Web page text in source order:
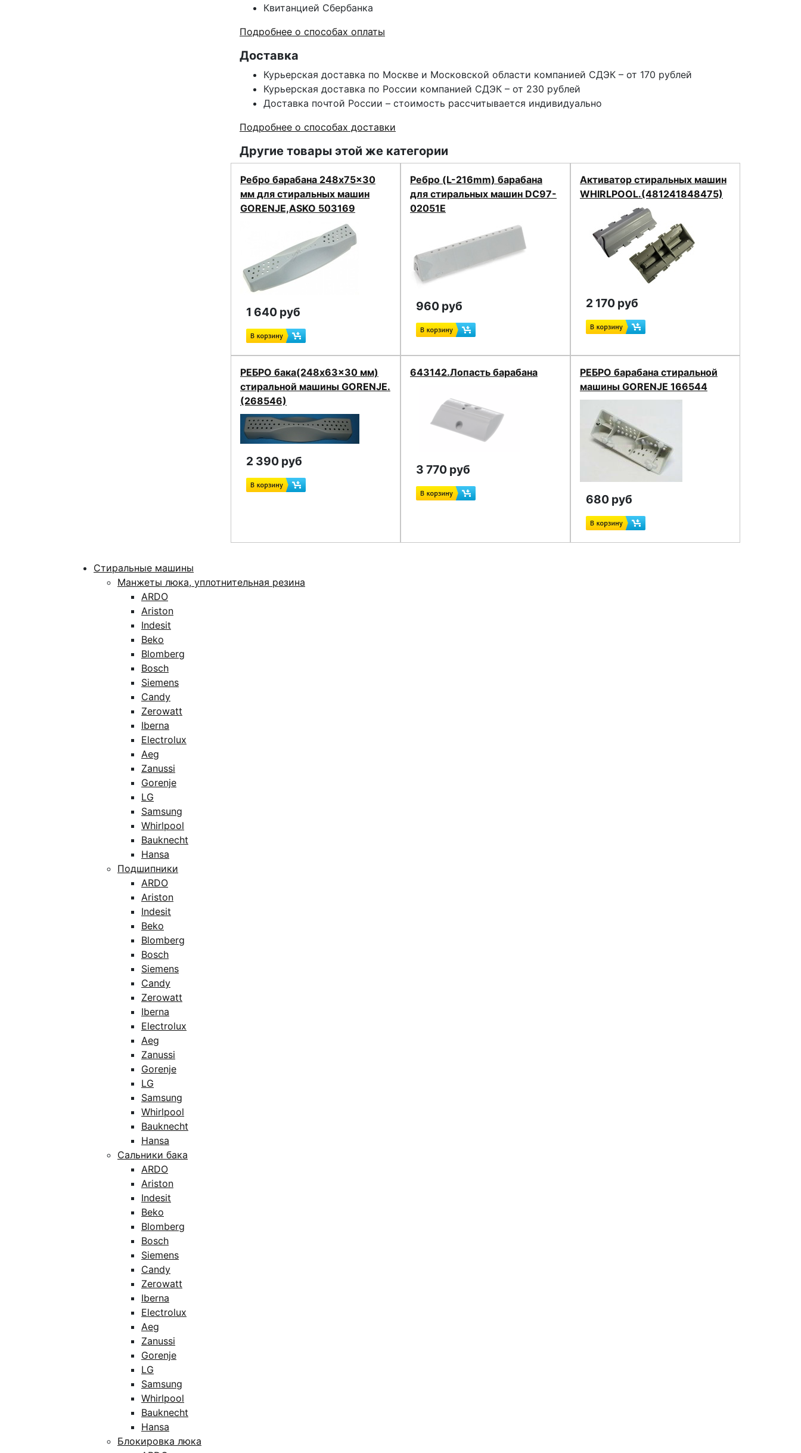
Квитанцией Сбербанка
Подробнее о способах оплаты
Доставка
Курьерская доставка по Москве и Московской области компанией СДЭК – от 170 рублей
Курьерская доставка по России компанией СДЭК – от 230 рублей
Доставка почтой России – стоимость рассчитывается индивидуально
Подробнее о способах доставки
Другие товары этой же категории
Ребро барабана 248x75x30
мм для стиральных машин
GORENJE,ASKO 503169
1 640 руб
Ребро (L-216mm) барабана
для стиральных машин DC97-
02051E
960 руб
Активатор стиральных машин
WHIRLPOOL.(481241848475)
2 170 руб
РЕБРО бака(248x63x30 мм)
стиральной машины GORENJE.
(268546)
2 390 руб
643142.Лопасть барабана
3 770 руб
РЕБРО барабана стиральной
машины GORENJE 166544
680 руб
Стиральные машины
Манжеты люка, уплотнительная резина
ARDO
Ariston
Indesit
Beko
Blomberg
Bosch
Siemens
Candy
Zerowatt
Iberna
Electrolux
Aeg
Zanussi
Gorenje
LG
Samsung
Whirlpool
Bauknecht
Hansa
Подшипники
ARDO
Ariston
Indesit
Beko
Blomberg
Bosch
Siemens
Candy
Zerowatt
Iberna
Electrolux
Aeg
Zanussi
Gorenje
LG
Samsung
Whirlpool
Bauknecht
Hansa
Сальники бака
ARDO
Ariston
Indesit
Beko
Blomberg
Bosch
Siemens
Candy
Zerowatt
Iberna
Electrolux
Aeg
Zanussi
Gorenje
LG
Samsung
Whirlpool
Bauknecht
Hansa
Блокировка люка